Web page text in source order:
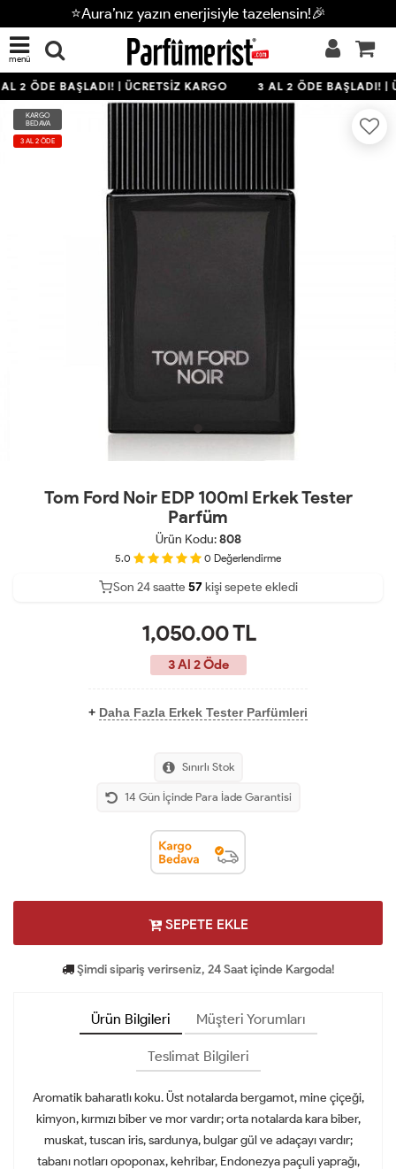
⭐Aura’nız yazın enerjisiyle tazelensin!🎉
menü
2 ÖDE BAŞLADI! | ÜCRETSİZ KARGO 3 AL 2 ÖDE BAŞLADI! |
KARGO
BEDAVA
3 AL 2 ÖDE
Tom Ford Noir EDP 100ml Erkek Tester
Parfüm
Ürün Kodu:808
5.0 0 Değerlendirme
31
Son 24 saatte 57 kişi sepete ekledi
13
1,050.00TL
3 Al 2 Öde
+ Daha Fazla Erkek Tester Parfümleri
Sınırlı Stok
14 Gün İçinde Para İade Garantisi
SEPETE EKLE
Şimdi sipariş verirseniz, 24 Saat içinde Kargoda!
Ürün Bilgileri Müşteri Yorumları
Teslimat Bilgileri
Aromatik baharatlı koku. Üst notalarda bergamot, mine çiçeği,
kimyon, kırmızı biber ve mor vardır; orta notalarda kara biber,
muskat, tuscan iris, sardunya, bulgar gül ve adaçayı vardır;
tabanı notları opoponax, kehribar, Endonezya paçuli yaprağı,